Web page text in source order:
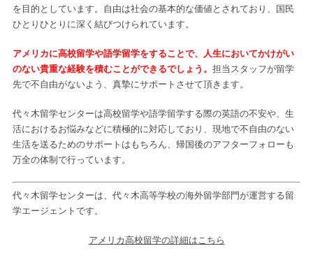
を目的としています。自由は社会の基本的な価値とされており、国民
ひとりひとりに深く結びつけられています。
アメリカに高校留学や語学留学をすることで、人生においてかけがい
のない貴重な経験を積むことができるでしょう。 担当スタッフが留学
先で不自由がないよう、真摯にサポートさせて頂きます。
代々木留学センターは高校留学や語学留学する際の英語の不安や、生
活におけるお悩みなどに積極的に対応しており、現地で不自由のない
生活を送るためのサポートはもちろん、帰国後のアフターフォローも
万全の体制で行っています。
代々木留学センターは、代々木高等学校の海外留学部門が運営する留
学エージェントです。
アメリカ高校留学の詳細はこちら